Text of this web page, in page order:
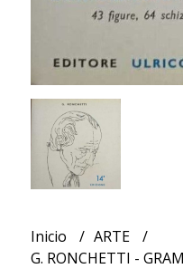
Inicio
ARTE
G. RONCHETTI -